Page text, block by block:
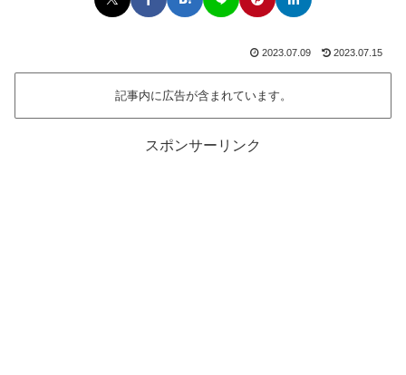
2023.07.09 2023.07.15
記事内に広告が含まれています。
スポンサーリンク